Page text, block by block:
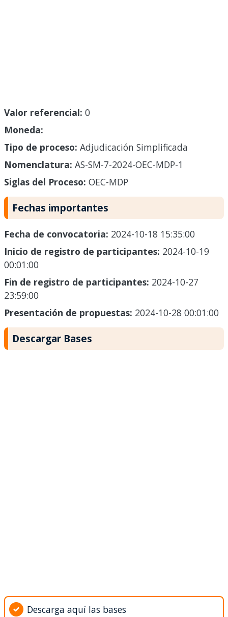
Valor referencial: 0
Moneda:
Tipo de proceso: Adjudicación Simplificada
Nomenclatura: AS-SM-7-2024-OEC-MDP-1
Siglas del Proceso: OEC-MDP
Fechas importantes
Fecha de convocatoria: 2024-10-18 15:35:00
Inicio de registro de participantes: 2024-10-19
00:01:00
Fin de registro de participantes: 2024-10-27
23:59:00
Presentación de propuestas: 2024-10-28 00:01:00
Descargar Bases
Descarga aquí las bases